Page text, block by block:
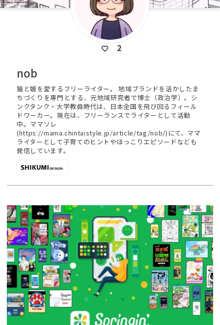
2
nob
猫と娘を愛するフリーライター。 地域ブランドを活かしたま
ちづくりを専門とする、元地域研究者で博士（政治学）。シ
ンクタンク・大学教員時代は、日本全国を飛び回るフィール
ドワーカー。現在は、フリーランスでライターとして活動
中。ママソレ
(https://mama.chintaistyle.jp/article/tag/nob/)にて、ママ
ライターとして子育てのヒントやほっこりエピソードなども
発信しています。